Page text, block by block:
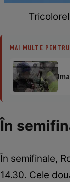
MAI MULTE
În
În semifinale,
14.30. Cele